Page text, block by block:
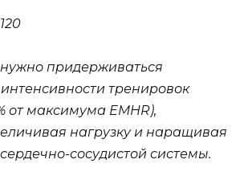
придерживаться
тренировок
от максимума EMHR),
нагрузку и наращивая
сосудистой системы.